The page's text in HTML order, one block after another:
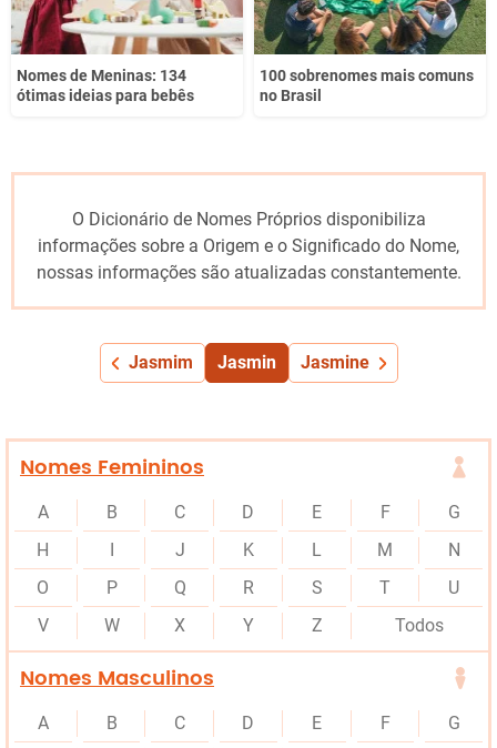
Nomes de Meninas: 134
ótimas ideias para bebês
100 sobrenomes mais comuns
no Brasil
O Dicionário de Nomes Próprios disponibiliza
informações sobre a Origem e o Significado do Nome,
nossas informações são atualizadas constantemente.
Jasmim Jasmin Jasmine
Nomes Femininos
A B C D E F
G
H
I J K L M
N
O
P Q R S T
U
V
W X Y Z Todos
Nomes Masculinos
A B C D E F
G